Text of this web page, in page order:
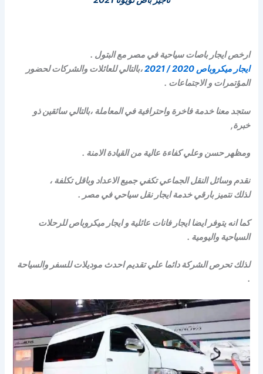
ارخص ايجار باصات سياحية في مصر مع البتول .
ايجار ميكروباص 2020 / 2021
،بالتالي للعائلات والشركات لحضور
المؤتمرات و الاجتماعات .
ستجد معنا خدمة فاخرة واحترافية في المعاملة ،بالتالي سائقين ذو
خبرة,
ومظهر حسن وعلي كفاءة عالية من القيادة الامنة .
نقدم وسائل النقل الجماعي تكفي جميع الاعداد وباقل تكلفة ،
لذلك نتميز بارقي خدمة ايجار نقل سياحي في مصر .
كما انه يتوفر ايضا ايجار فانات عائلية و ايجار ميكروباص للرحلات
السياحية واليومية .
لذلك تحرص الشركة دائما علي تقديم احدث موديلات للسفر والسياحة
.